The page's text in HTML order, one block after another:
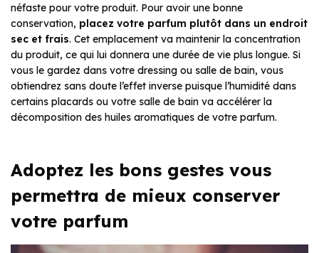
néfaste pour votre produit. Pour avoir une bonne
conservation, placez votre parfum plutôt dans un endroit
sec et frais. Cet emplacement va maintenir la concentration
du produit, ce qui lui donnera une durée de vie plus longue. Si
vous le gardez dans votre dressing ou salle de bain, vous
obtiendrez sans doute l’effet inverse puisque l’humidité dans
certains placards ou votre salle de bain va accélérer la
décomposition des huiles aromatiques de votre parfum.
Adoptez les bons gestes vous
permettra de mieux conserver
votre parfum